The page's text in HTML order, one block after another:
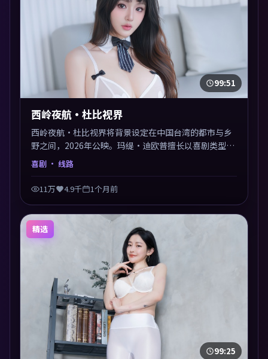
99:51
西岭夜航·杜比视界
西岭夜航·杜比视界将背景设定在中国台湾的都市与乡
野之间，2026年公映。玛缇·迪欧普擅长以喜剧类型包
裹社会议题，节奏张弛有度，留白处耐人寻味。剪辑利
喜剧 · 线路
11万 4.9千 1个月前
精选
99:25